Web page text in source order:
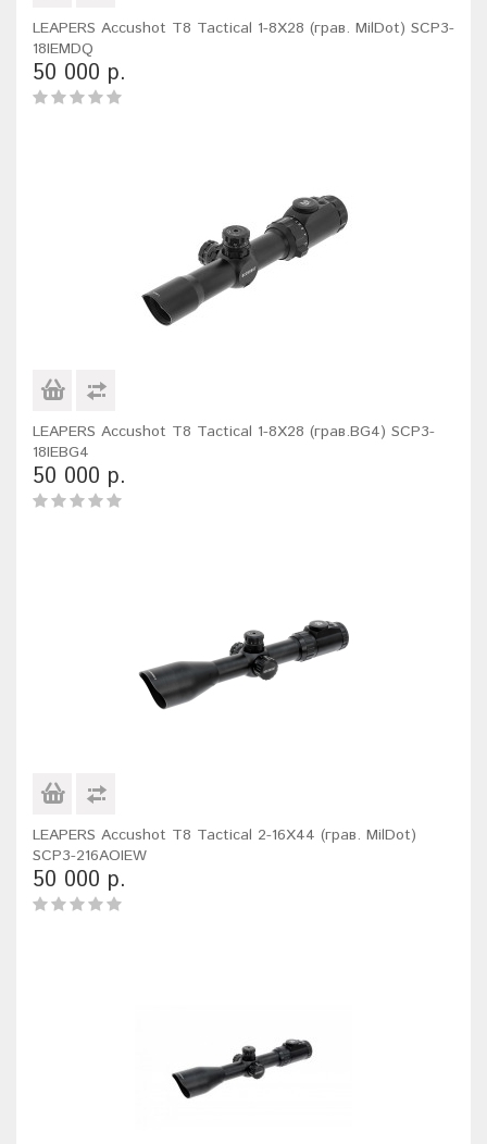
LEAPERS Accushot T8 Tactical 1-8X28 (грав. MilDot) SCP3-
18IEMDQ
50 000 р.
LEAPERS Accushot T8 Tactical 1-8X28 (грав.BG4) SCP3-
18IEBG4
50 000 р.
LEAPERS Accushot T8 Tactical 2-16X44 (грав. MilDot)
SCP3-216AOIEW
50 000 р.